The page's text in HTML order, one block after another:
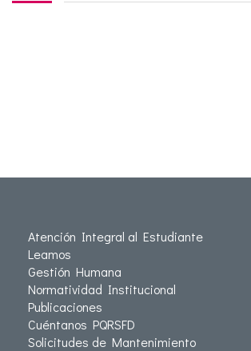
Atención Integral al Estudiante
Leamos
Gestión Humana
Normatividad Institucional
Publicaciones
Cuéntanos PQRSFD
Solicitudes de Mantenimiento